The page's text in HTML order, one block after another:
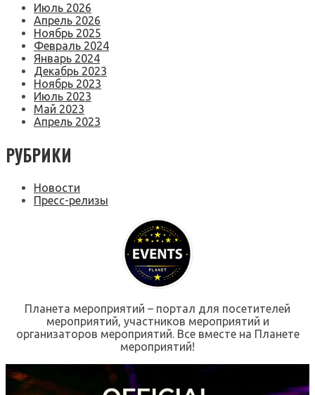
Июль 2026
Апрель 2026
Ноябрь 2025
Февраль 2024
Январь 2024
Декабрь 2023
Ноябрь 2023
Июль 2023
Май 2023
Апрель 2023
РУБРИКИ
Новости
Пресс-релизы
Планета мероприятий – портал для посетителей
мероприятий, участников мероприятий и
организаторов мероприятий. Все вместе на Планете
мероприятий!